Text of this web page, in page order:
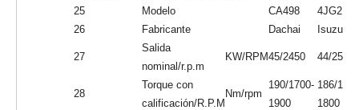
9
inferior del mástil)
160
10
Longitud total
(con/sin
bifurcación)
mm 4064/2963
11 Ancho promedio mm
1400